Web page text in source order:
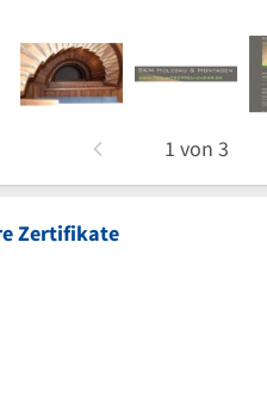
1 von 3
Zertifikate